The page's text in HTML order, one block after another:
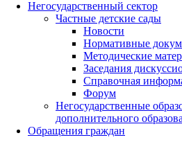
Негосударственный сектор
Частные детские сады
Новости
Нормативные
Методические
Заседания
Справочная
Форум
Негосударственные
дополнительного
Обращения граждан